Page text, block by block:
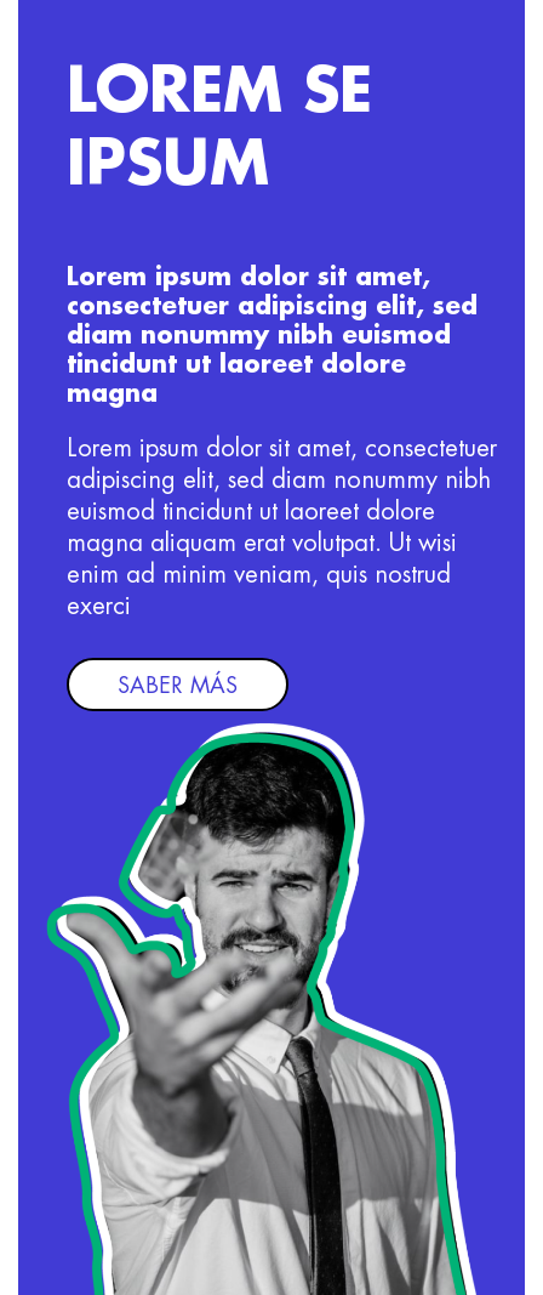
LOREM SE
IPSUM
Lorem ipsum dolor sit amet,
consectetuer adipiscing elit, sed
diam nonummy nibh euismod
tincidunt ut laoreet dolore
magna
Lorem ipsum dolor sit amet, consectetuer
adipiscing elit, sed diam nonummy nibh
euismod tincidunt ut laoreet dolore
magna aliquam erat volutpat. Ut wisi
enim ad minim veniam, quis nostrud
exerci
SABER MÁS